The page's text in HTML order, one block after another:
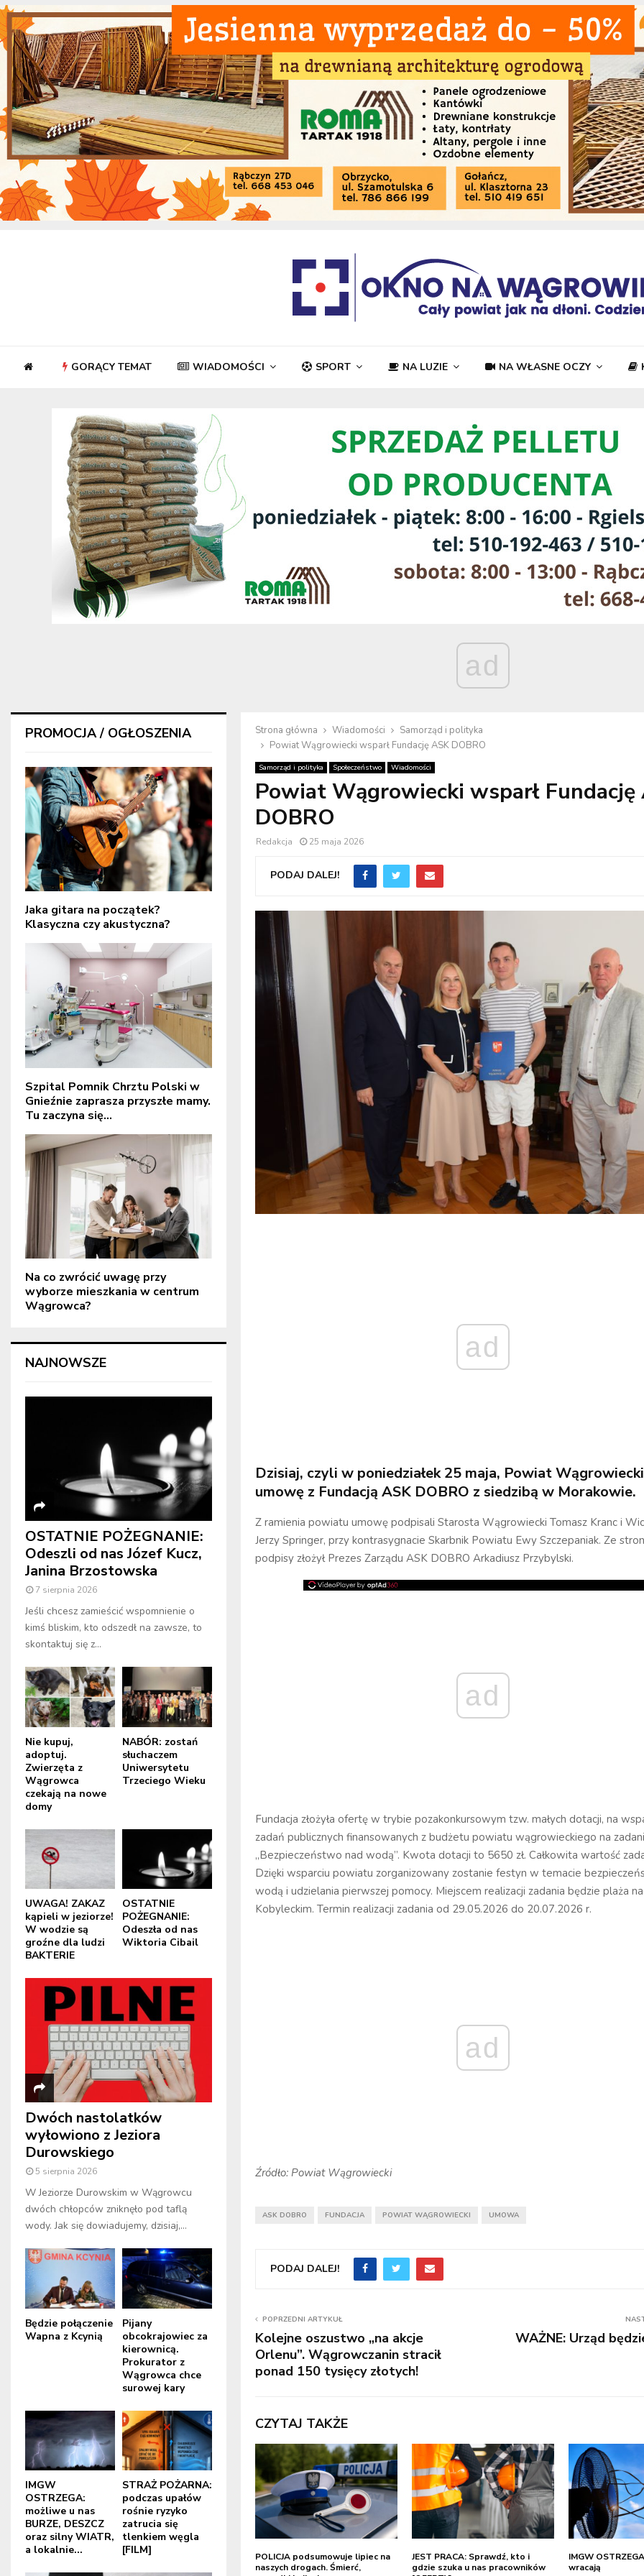
GORĄCY TEMAT WIADOMOŚCI SPORT NA LUZIE NA WŁASNE OCZY
ad
Strona główna Wiadomości
Samorząd i polityka
Powiat Wągrowiecki wsparł Fundację ASK DOBRO
Samorząd i polityka Społeczeństwo Wiadomości
Powiat Wągrowiecki wsparł Fundację
DOBRO
Redakcja 25 maja 2026
PODAJ DALEJ!
ad
Dzisiaj, czyli w poniedziałek 25 maja, Powiat
umowę z Fundacją ASK DOBRO z siedzibą w Morakowie.
Z ramienia powiatu umowę podpisali Starosta Wągrowiecki Tomasz Kranc i
Jerzy Springer, przy kontrasygnacie Skarbnik Powiatu Ewy Szczepaniak. Ze
podpisy złożył Prezes Zarządu ASK DOBRO Arkadiusz Przybylski.
ad
Fundacja złożyła ofertę w trybie pozakonkursowym tzw. małych dotacji, na
zadań publicznych finansowanych z budżetu powiatu wągrowieckiego na
„Bezpieczeństwo nad wodą”. Kwota dotacji to 5650 zł. Całkowita wartość
Dzięki wsparciu powiatu zorganizowany zostanie festyn w temacie
wodą i udzielania pierwszej pomocy. Miejscem realizacji zadania będzie plaża
Kobyleckim. Termin realizacji zadania od 29.05.2026 do 20.07.2026 r.
ad
Źródło: Powiat Wągrowiecki
ASK DOBRO FUNDACJA POWIAT WĄGROWIECKI UMOWA
PODAJ DALEJ!
POPRZEDNI ARTYKUŁ
Kolejne oszustwo „na akcje
Orlenu”. Wągrowczanin stracił
ponad 150 tysięcy złotych!
WAŻNE: Urząd
CZYTAJ TAKŻE
POLICJA podsumowuje lipiec na
naszych drogach. Śmierć,
JEST PRACA: Sprawdź, kto i
gdzie szuka u nas pracowników
IMGW
wracają
PROMOCJA / OGŁOSZENIA
Jaka gitara na początek?
Klasyczna czy akustyczna?
Szpital Pomnik Chrztu Polski w
Gnieźnie zaprasza przyszłe mamy.
Tu zaczyna się...
Na co zwrócić uwagę przy
wyborze mieszkania w centrum
Wągrowca?
NAJNOWSZE
OSTATNIE POŻEGNANIE:
Odeszli od nas Józef Kucz,
Janina Brzostowska
7 sierpnia 2026
Jeśli chcesz zamieścić wspomnienie o
kimś bliskim, kto odszedł na zawsze, to
skontaktuj się z...
Nie kupuj,
adoptuj.
Zwierzęta z
Wągrowca
czekają na nowe
domy
NABÓR: zostań
słuchaczem
Uniwersytetu
Trzeciego Wieku
UWAGA! ZAKAZ
kąpieli w jeziorze!
W wodzie są
groźne dla ludzi
BAKTERIE
OSTATNIE
POŻEGNANIE:
Odeszła od nas
Wiktoria Cibail
Dwóch nastolatków
wyłowiono z Jeziora
Durowskiego
5 sierpnia 2026
W Jeziorze Durowskim w Wągrowcu
dwóch chłopców zniknęło pod taflą
wody. Jak się dowiadujemy, dzisiaj,...
Będzie połączenie
Wapna z Kcynią
Pijany
obcokrajowiec za
kierownicą.
Prokurator z
Wągrowca chce
surowej kary
IMGW
OSTRZEGA:
możliwe u nas
BURZE, DESZCZ
oraz silny WIATR,
a lokalnie...
STRAŻ POŻARNA:
podczas upałów
rośnie ryzyko
zatrucia się
tlenkiem węgla
[FILM]